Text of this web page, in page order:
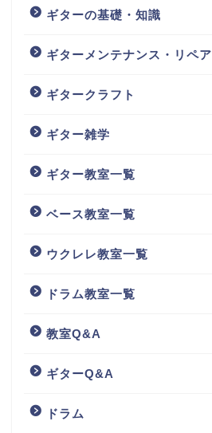
ギターの基礎・知識
ギターメンテナンス・リペア
ギタークラフト
ギター雑学
ギター教室一覧
ベース教室一覧
ウクレレ教室一覧
ドラム教室一覧
教室Q&A
ギターQ&A
ドラム